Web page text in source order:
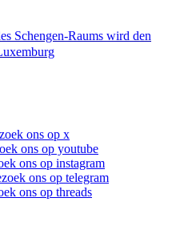
Schengen-Raums wird den
ons op x
ons op youtube
ons op instagram
ons op telegram
ons op threads